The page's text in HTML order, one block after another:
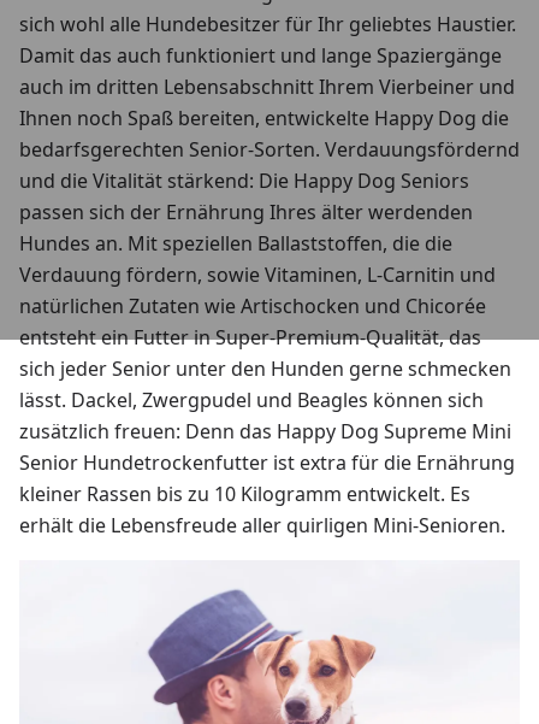
sich wohl alle Hundebesitzer für Ihr geliebtes Haustier.
Damit das auch funktioniert und lange Spaziergänge
auch im dritten Lebensabschnitt Ihrem Vierbeiner und
Ihnen noch Spaß bereiten, entwickelte Happy Dog die
bedarfsgerechten Senior-Sorten. Verdauungsfördernd
und die Vitalität stärkend: Die Happy Dog Seniors
passen sich der Ernährung Ihres älter werdenden
Hundes an. Mit speziellen Ballaststoffen, die die
Verdauung fördern, sowie Vitaminen, L-Carnitin und
natürlichen Zutaten wie Artischocken und Chicorée
entsteht ein Futter in Super-Premium-Qualität, das
sich jeder Senior unter den Hunden gerne schmecken
lässt. Dackel, Zwergpudel und Beagles können sich
zusätzlich freuen: Denn das Happy Dog Supreme Mini
Senior Hundetrockenfutter ist extra für die Ernährung
kleiner Rassen bis zu 10 Kilogramm entwickelt. Es
erhält die Lebensfreude aller quirligen Mini-Senioren.